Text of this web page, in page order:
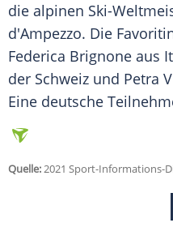
die alpinen Ski-
d'Ampezzo. Die
Federica Brignone aus
der Schweiz und Petra
Eine deutsche
Quelle:2021 Sport-Informations-